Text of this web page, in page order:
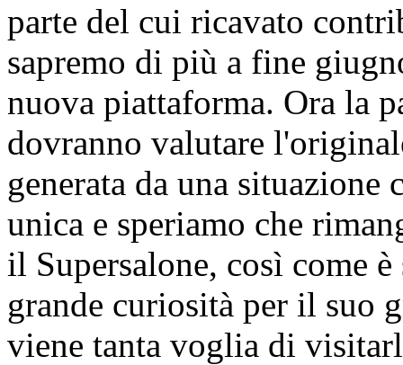
parte del cui ricavato
sapremo di più a fine
nuova piattaforma. Ora la
dovranno valutare
generata da una
unica e speriamo che
il Supersalone, così come
grande curiosità per il suo
viene tanta voglia di